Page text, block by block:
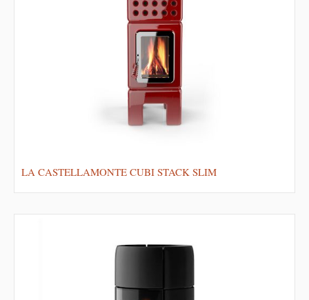
LA CASTELLAMONTE CUBI STACK SLIM